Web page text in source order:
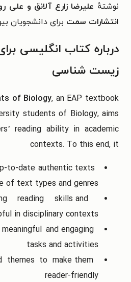
نوشتهٔ علیرضا زارع آلانق و علی
انتشارات سمت برای دانشجویان
درباره کتاب انگلیسی
زیست شناسی
of Biology, an EAP textbook
students of Biology, aims
reading ability in academic
contexts. To this end, it
to-date authentic texts
of text types and genres
reading skills and
in disciplinary contexts
and engaging
tasks and activities
themes to make them
reader-friendly